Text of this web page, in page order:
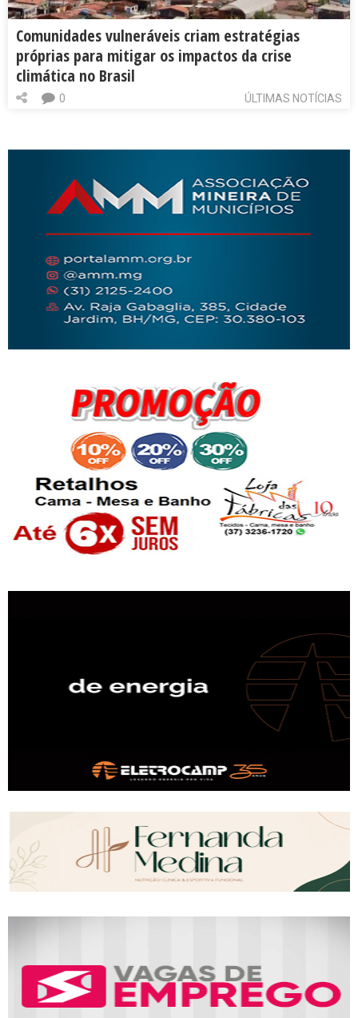
Comunidades vulneráveis criam estratégias
próprias para mitigar os impactos da crise
climática no Brasil
ÚLTIMAS NOTÍCIAS
0